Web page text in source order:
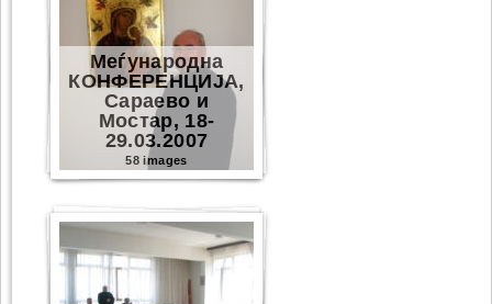
Меѓународна
КОНФЕРЕНЦИЈА,
Сараево и
Мостар, 18-
29.03.2007
58 images